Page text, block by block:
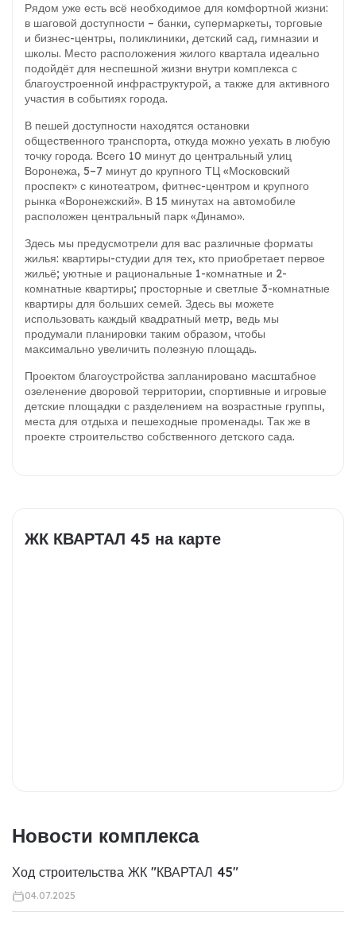
Рядом уже есть всё необходимое для комфортной жизни:
в шаговой доступности – банки, супермаркеты, торговые
и бизнес-центры, поликлиники, детский сад, гимназии и
школы. Место расположения жилого квартала идеально
подойдёт для неспешной жизни внутри комплекса с
благоустроенной инфраструктурой, а также для активного
участия в событиях города.
В пешей доступности находятся остановки
общественного транспорта, откуда можно уехать в любую
точку города. Всего 10 минут до центральный улиц
Воронежа, 5–7 минут до крупного ТЦ «Московский
проспект» с кинотеатром, фитнес-центром и крупного
рынка «Воронежский». В 15 минутах на автомобиле
расположен центральный парк «Динамо».
Здесь мы предусмотрели для вас различные форматы
жилья: квартиры-студии для тех, кто приобретает первое
жильё; уютные и рациональные 1-комнатные и 2-
комнатные квартиры; просторные и светлые 3-комнатные
квартиры для больших семей. Здесь вы можете
использовать каждый квадратный метр, ведь мы
продумали планировки таким образом, чтобы
максимально увеличить полезную площадь.
Проектом благоустройства запланировано масштабное
озеленение дворовой территории, спортивные и игровые
детские площадки с разделением на возрастные группы,
места для отдыха и пешеходные променады. Так же в
проекте строительство собственного детского сада.
ЖК КВАРТАЛ 45 на карте
Новости комплекса
Ход строительства ЖК "КВАРТАЛ 45"
04.07.2025